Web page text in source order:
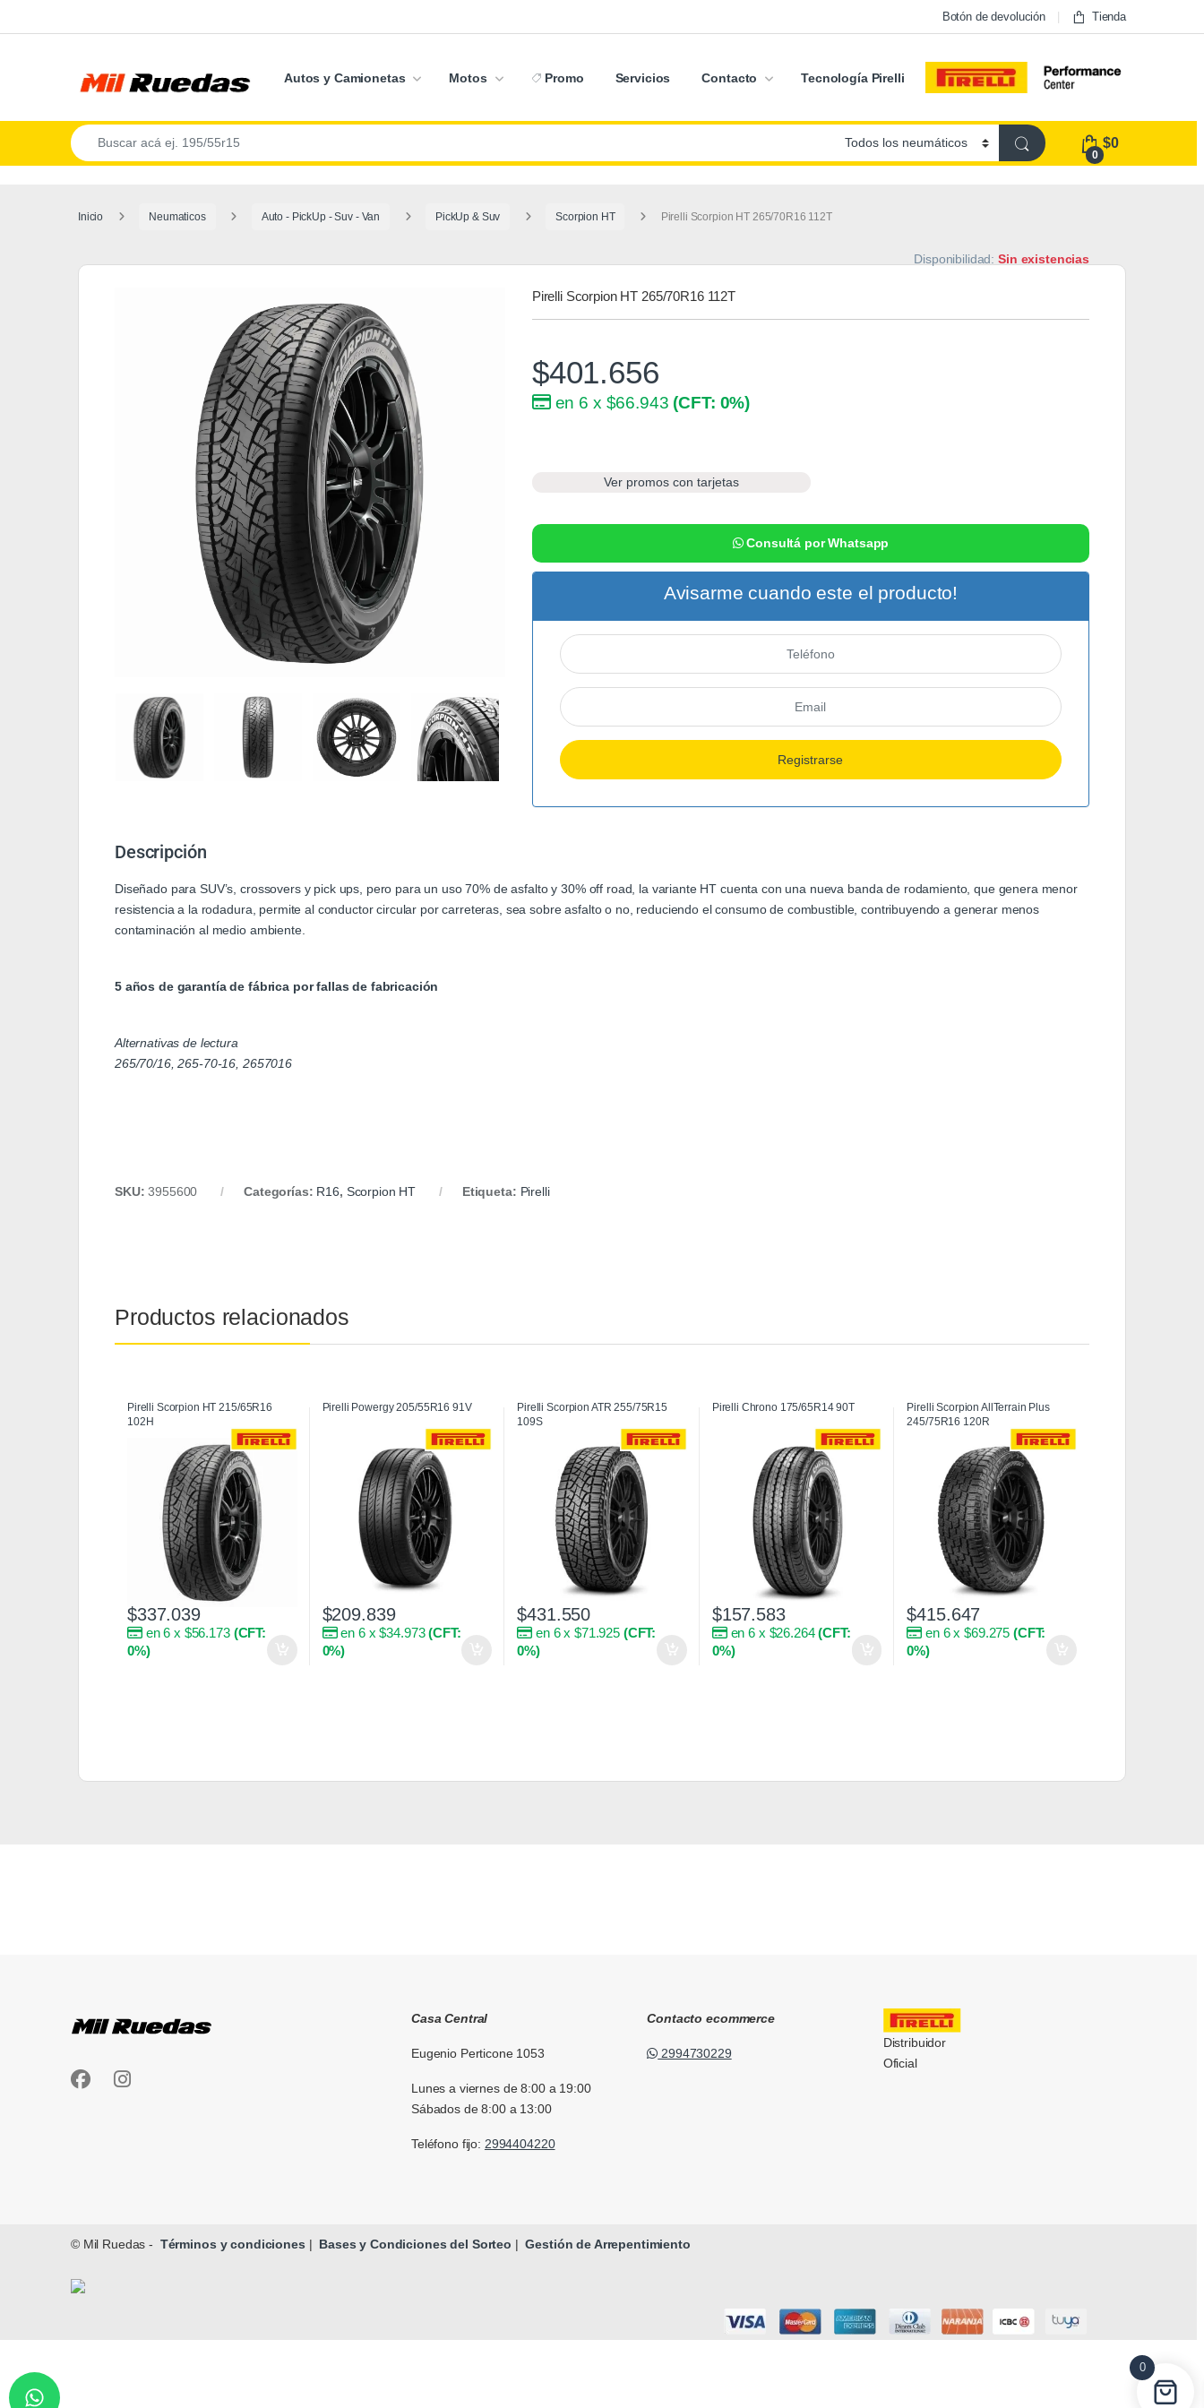
Botón de devolución Tienda
Autos y Camionetas Motos Promo Servicios Contacto Tecnología Pirelli
0
$0
Inicio Neumaticos Auto - PickUp - Suv - Van PickUp & Suv Scorpion HT Pirelli Scorpion HT 265/70R16 112T
Pirelli Scorpion HT 265/70R16 112T
Disponibilidad:Sin existencias
$401.656
en 6 x $66.943 (CFT: 0%)
Ver promos con tarjetas
Consultá por Whatsapp
Avisarme cuando este el producto!
Descripción
Diseñado para SUV’s, crossovers y pick ups, pero para un uso 70% de asfalto y 30% off road, la variante HT cuenta con una nueva banda de rodamiento, que genera menor
resistencia a la rodadura, permite al conductor circular por carreteras, sea sobre asfalto o no, reduciendo el consumo de combustible, contribuyendo a generar menos
contaminación al medio ambiente.
5 años de garantía de fábrica por fallas de fabricación
Alternativas de lectura
265/70/16, 265-70-16, 2657016
SKU:3955600 Categorías: R16, Scorpion HT Etiqueta: Pirelli
Productos relacionados
Pirelli Scorpion HT 215/65R16
102H
$337.039
en 6 x $56.173 (CFT:
0%)
Pirelli Powergy 205/55R16 91V
$209.839
en 6 x $34.973(CFT:
0%)
Pirelli Scorpion ATR 255/75R15
109S
$431.550
en 6 x $71.925 (CFT:
0%)
Pirelli Chrono 175/65R14 90T
$157.583
en 6 x $26.264(CFT:
0%)
Pirelli Scorpion AllTerrain Plus
245/75R16 120R
$415.647
en 6 x $69.275(CFT:
0%)
Casa Central
Eugenio Perticone 1053
Lunes a viernes de 8:00 a 19:00
Sábados de 8:00 a 13:00
Teléfono fijo: 2994404220
Contacto ecommerce
2994730229
Distribuidor
Oficial
© Mil Ruedas - Términos y condiciones | Bases y Condiciones del Sorteo | Gestión de Arrepentimiento
0